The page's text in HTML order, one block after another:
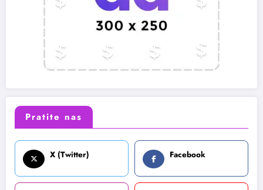
Pratite nas
X (Twitter) Facebook